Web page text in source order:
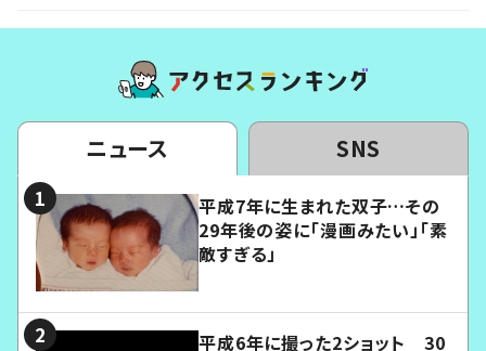
ニュース SNS
平成7年に生まれた双子…その
29年後の姿に「漫画みたい」「素
敵すぎる」
平成6年に撮った2ショット 30